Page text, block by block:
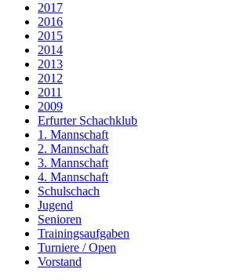
2017
2016
2015
2014
2013
2012
2011
2009
Erfurter Schachklub
1. Mannschaft
2. Mannschaft
3. Mannschaft
4. Mannschaft
Schulschach
Jugend
Senioren
Trainingsaufgaben
Turniere / Open
Vorstand